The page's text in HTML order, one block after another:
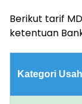
Berikut tarif
ketentuan
Kategori